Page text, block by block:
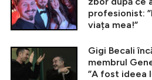
profesionist:
viața mea!”
Gigi Becali
membrul
”A fost ideea